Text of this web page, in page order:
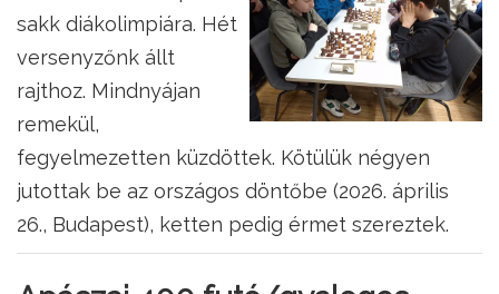
sakk diákolimpiára. Hét
versenyzőnk állt
rajthoz. Mindnyájan
remekül,
fegyelmezetten küzdöttek. Kötülük négyen
jutottak be az országos döntőbe (2026. április
26., Budapest), ketten pedig érmet szereztek.